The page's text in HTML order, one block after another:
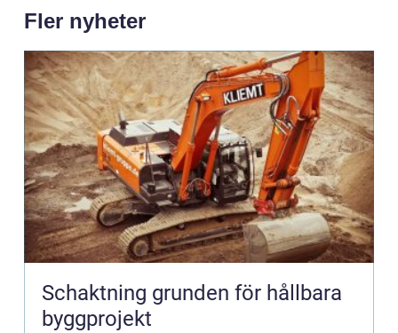
Fler nyheter
Schaktning grunden för hållbara
byggprojekt